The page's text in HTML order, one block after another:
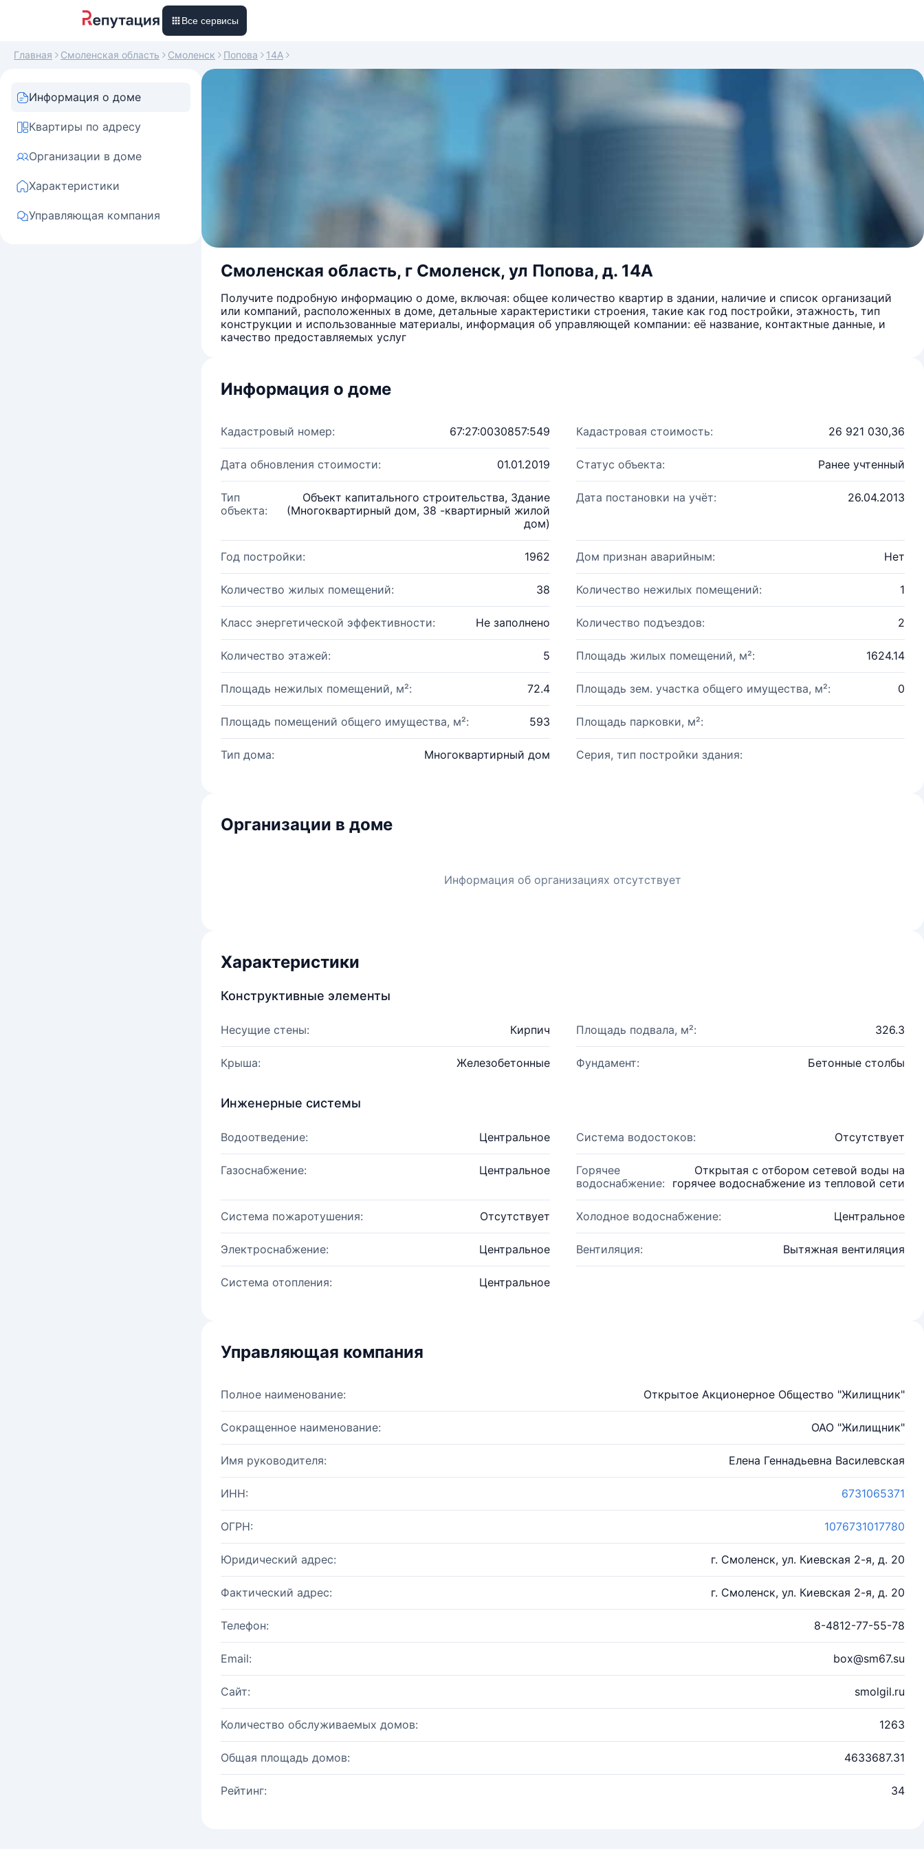
Все сервисы
Главная Смоленская область Смоленск Попова 14А
Информация о доме
Квартиры по адресу
Организации в доме
Характеристики
Управляющая компания
Смоленская область, г Смоленск, ул Попова, д. 14А
Получите подробную информацию о доме, включая: общее количество квартир в здании, наличие и список организаций
или компаний, расположенных в доме, детальные характеристики строения, такие как год постройки, этажность, тип
конструкции и использованные материалы, информация об управляющей компании: её название, контактные данные, и
качество предоставляемых услуг
Информация о доме
Кадастровый номер: 67:27:0030857:549 Кадастровая стоимость: 26 921 030,36
Дата обновления стоимости: 01.01.2019 Статус объекта: Ранее учтенный
Тип
объекта:
Объект капитального строительства, Здание
(Многоквартирный дом, 38 -квартирный жилой
дом)
Дата постановки на учёт: 26.04.2013
Год постройки: 1962 Дом признан аварийным: Нет
Количество жилых помещений: 38 Количество нежилых помещений: 1
Класс энергетической эффективности: Не заполнено Количество подъездов: 2
Количество этажей: 5 Площадь жилых помещений, м²: 1624.14
Площадь нежилых помещений, м²: 72.4 Площадь зем. участка общего имущества, м²: 0
Площадь помещений общего имущества, м²: 593 Площадь парковки, м²:
Тип дома: Многоквартирный дом Серия, тип постройки здания:
Организации в доме
Информация об организациях отсутствует
Характеристики
Конструктивные элементы
Несущие стены: Кирпич Площадь подвала, м²: 326.3
Крыша: Железобетонные Фундамент: Бетонные столбы
Инженерные системы
Водоотведение: Центральное Система водостоков: Отсутствует
Газоснабжение: Центральное
Горячее
водоснабжение:
Открытая с отбором сетевой воды на
горячее водоснабжение из тепловой сети
Система пожаротушения: Отсутствует Холодное водоснабжение: Центральное
Электроснабжение: Центральное Вентиляция: Вытяжная вентиляция
Система отопления: Центральное
Управляющая компания
Полное наименование: Открытое Акционерное Общество "Жилищник"
Сокращенное наименование: ОАО "Жилищник"
Имя руководителя: Елена Геннадьевна Василевская
ИНН: 6731065371
ОГРН: 1076731017780
Юридический адрес: г. Смоленск, ул. Киевская 2-я, д. 20
Фактический адрес: г. Смоленск, ул. Киевская 2-я, д. 20
Телефон: 8-4812-77-55-78
Email: box@sm67.su
Сайт: smolgil.ru
Количество обслуживаемых домов: 1263
Общая площадь домов: 4633687.31
Рейтинг: 34